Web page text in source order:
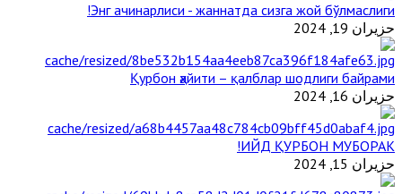
Энг ачинарлиси - жаннатда сизга жой бўлмаслиги!
حزيران 19, 2024
Қурбон ҳайити – қалблар шодлиги байрами
حزيران 16, 2024
ИЙД ҚУРБОН МУБОРАК!
حزيران 15, 2024